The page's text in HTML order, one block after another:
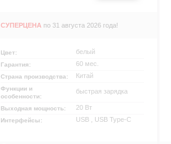
СУПЕРЦЕНА по 31 августа 2026 года!
Цвет: белый
Гарантия: 60 мес.
Страна производства: Китай
Функции и
особенности:
быстрая зарядка
Выходная мощность: 20 Вт
Интерфейсы: USB , USB Type-C